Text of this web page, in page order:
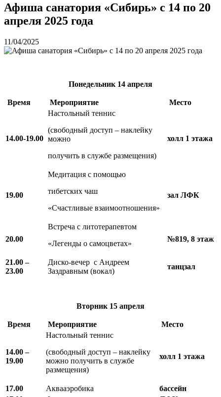
Афиша санатория «Сибирь» с 14 по 20
апреля 2025 года
11/04/2025
Понедельник 14 апреля
Время Мероприятие Место
14.00-19.00
Настольный теннис
(свободный доступ – наклейку
можно
получить в службе размещения)
холл 1 этажа
19.00
Медитация с помощью
тибетских чаш
«Счастливые взаимоотношения»
зал ЛФК
20.00
Встреча с литотерапевтом
«Легенды о самоцветах»
№819, 8 этаж
21.00 –
23.00
Диско-вечер с Андреем
Заздравным (вокал)
танцзал
Вторник 15 апреля
Время Мероприятие Место
14.00 –
19.00
Настольный теннис
(свободный доступ – наклейку
можно получить в службе
размещения)
холл 1 этажа
17.00 Аквааэробика
бассейн